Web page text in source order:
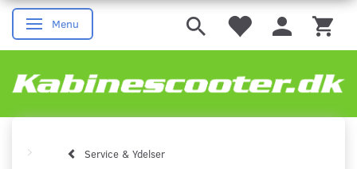
Skifte navigation
Menu
Service & Ydelser